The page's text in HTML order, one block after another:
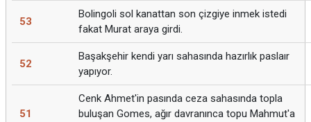
53
Bolingoli sol kanattan son çizgiye inmek istedi
fakat Murat araya girdi.
52
Başakşehir kendi yarı sahasında hazırlık paslaır
yapıyor.
51
Cenk Ahmet'in pasında ceza sahasında topla
buluşan Gomes, ağır davranınca topu Mahmut'a